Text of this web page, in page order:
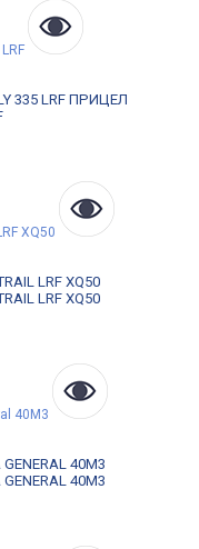
335 LRF ПРИЦЕЛ
LRF XQ50
LRF XQ50
40M3
40M3